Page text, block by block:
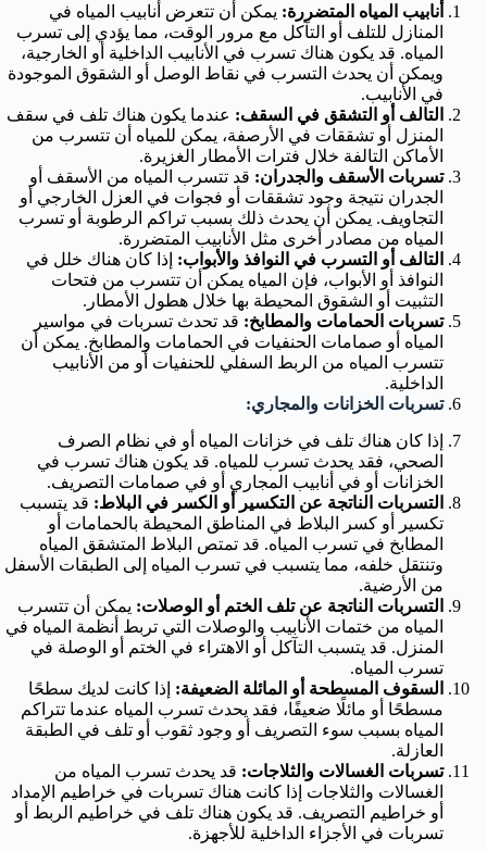
أنابيب المياه المتضررة: يمكن أن تتعرض أنابيب المياه في
المنازل للتلف أو التآكل مع مرور الوقت، مما يؤدي إلى تسرب
المياه. قد يكون هناك تسرب في الأنابيب الداخلية أو الخارجية،
ويمكن أن يحدث التسرب في نقاط الوصل أو الشقوق الموجودة
في الأنابيب.
التالف أو التشقق في السقف: عندما يكون هناك تلف في سقف
المنزل أو تشققات في الأرصفة، يمكن للمياه أن تتسرب من
الأماكن التالفة خلال فترات الأمطار الغزيرة.
تسربات الأسقف والجدران: قد تتسرب المياه من الأسقف أو
الجدران نتيجة وجود تشققات أو فجوات في العزل الخارجي أو
التجاويف. يمكن أن يحدث ذلك بسبب تراكم الرطوبة أو تسرب
المياه من مصادر أخرى مثل الأنابيب المتضررة.
التالف أو التسرب في النوافذ والأبواب: إذا كان هناك خلل في
النوافذ أو الأبواب، فإن المياه يمكن أن تتسرب من فتحات
التثبيت أو الشقوق المحيطة بها خلال هطول الأمطار.
تسربات الحمامات والمطابخ: قد تحدث تسربات في مواسير
المياه أو صمامات الحنفيات في الحمامات والمطابخ. يمكن أن
تتسرب المياه من الربط السفلي للحنفيات أو من الأنابيب
الداخلية.
تسربات الخزانات والمجاري:
إذا كان هناك تلف في خزانات المياه أو في نظام الصرف
الصحي، فقد يحدث تسرب للمياه. قد يكون هناك تسرب في
الخزانات أو في أنابيب المجاري أو في صمامات التصريف.
التسربات الناتجة عن التكسير أو الكسر في البلاط: قد يتسبب
تكسير أو كسر البلاط في المناطق المحيطة بالحمامات أو
المطابخ في تسرب المياه. قد تمتص البلاط المتشقق المياه
وتنتقل خلفه، مما يتسبب في تسرب المياه إلى الطبقات الأسفل
من الأرضية.
التسربات الناتجة عن تلف الختم أو الوصلات: يمكن أن تتسرب
المياه من ختمات الأنابيب والوصلات التي تربط أنظمة المياه في
المنزل. قد يتسبب التآكل أو الاهتراء في الختم أو الوصلة في
تسرب المياه.
السقوف المسطحة أو المائلة الضعيفة: إذا كانت لديك سطحًا
مسطحًا أو مائلًا ضعيفًا، فقد يحدث تسرب المياه عندما تتراكم
المياه بسبب سوء التصريف أو وجود ثقوب أو تلف في الطبقة
العازلة.
تسربات الغسالات والثلاجات: قد يحدث تسرب المياه من
الغسالات والثلاجات إذا كانت هناك تسربات في خراطيم الإمداد
أو خراطيم التصريف. قد يكون هناك تلف في خراطيم الربط أو
تسربات في الأجزاء الداخلية للأجهزة.